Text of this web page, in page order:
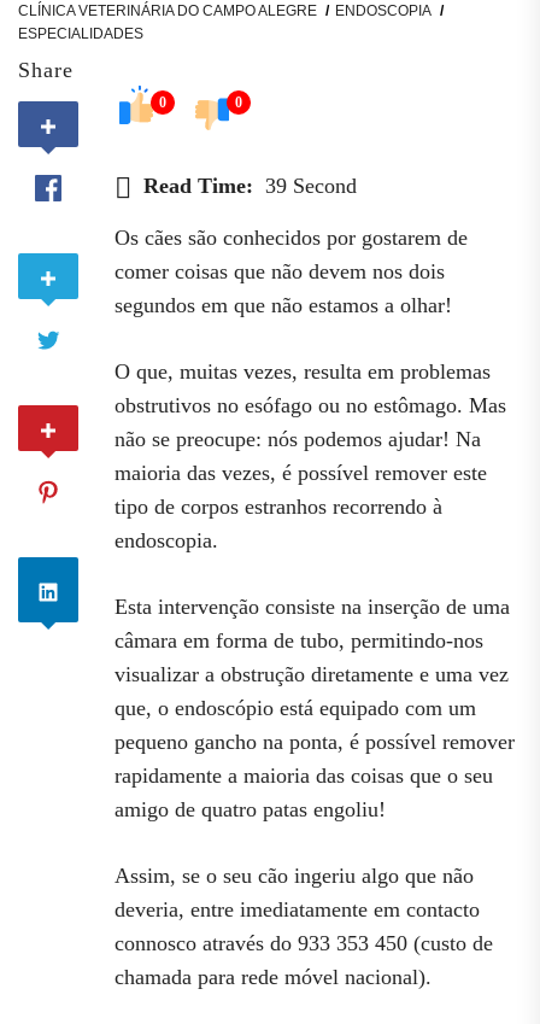
CLÍNICA VETERINÁRIA DO CAMPO ALEGRE
ENDOSCOPIA
ESPECIALIDADES
Share
0 0
Read Time: 39 Second
Os cães são conhecidos por gostarem de
comer coisas que não devem nos dois
segundos em que não estamos a olhar!
O que, muitas vezes, resulta em problemas
obstrutivos no esófago ou no estômago. Mas
não se preocupe: nós podemos ajudar! Na
maioria das vezes, é possível remover este
tipo de corpos estranhos recorrendo à
endoscopia.
Esta intervenção consiste na inserção de uma
câmara em forma de tubo, permitindo-nos
visualizar a obstrução diretamente e uma vez
que, o endoscópio está equipado com um
pequeno gancho na ponta, é possível remover
rapidamente a maioria das coisas que o seu
amigo de quatro patas engoliu!
Assim, se o seu cão ingeriu algo que não
deveria, entre imediatamente em contacto
connosco através do 933 353 450 (custo de
chamada para rede móvel nacional).